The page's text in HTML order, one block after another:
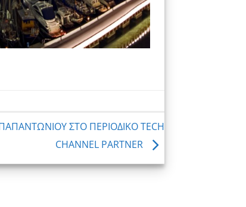
ΣΤΟ ΠΕΡΙΟΔΙΚΟ TECH
CHANNEL PARTNER